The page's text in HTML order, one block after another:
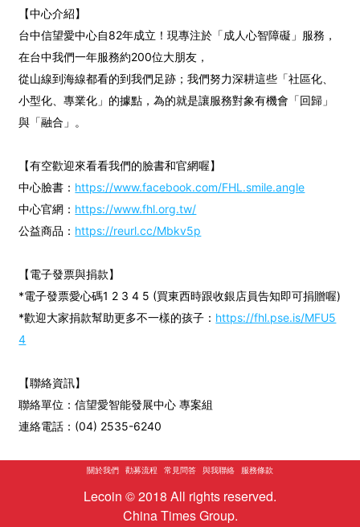
【中心介紹】
台中信望愛中心自82年成立！現專注於「成人心智障礙」服務，
在台中我們一年服務約200位大朋友，
從山線到海線都看的到我們足跡；我們努力深耕這些「社區化、
小型化、專業化」的據點，為的就是讓服務對象有機會「回歸」
與「融合」。
【有空歡迎來看看我們的臉書和官網喔】
中心臉書： https://www.facebook.com/FHL.smile.angle
中心官網： https://www.fhl.org.tw/
公益商品： https://reurl.cc/Mbkv5p
【電子發票與捐款】
*電子發票愛心碼1 2 3 4 5 (買東西時跟收銀店員告知即可捐贈喔)
*歡迎大家捐款幫助更多不一樣的孩子： https://fhl.pse.is/MFU5
4
【聯絡資訊】
聯絡單位：信望愛智能發展中心 專案組
連絡電話：(04) 2535-6240
關於我們 勸募流程 常見問答 與我聯絡 服務條款
Lecoin © 2018 All rights reserved.
China Times Group.